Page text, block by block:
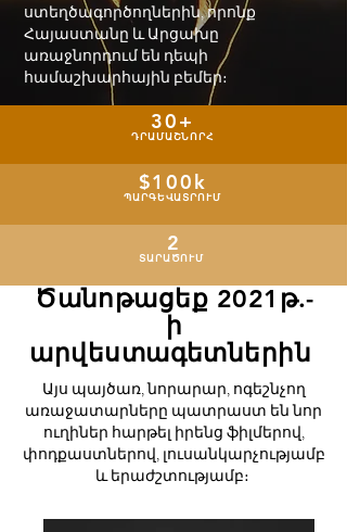
ստեղծագործողներին, որոնք
Հայաստանը և Արցախը
առաջնորդում են դեպի
համաշխարհային բեմեր։
30+
ԴՐԱՄԱՇՆՈՐՀ
$100k
ՊԱՐԳԵՎԱՏՐՈՒՄ
2
ՏԱՐԱԾՈՒՄ
Ծանոթացեք 2021թ.-
ի
արվեստագետներին
Այս պայծառ, նորարար, ոգեշնչող
առաջատարները պատրաստ են նոր
ուղիներ հարթել իրենց ֆիլմերով,
փոդքաստներով, լուսանկարչությամբ
և երաժշտությամբ։